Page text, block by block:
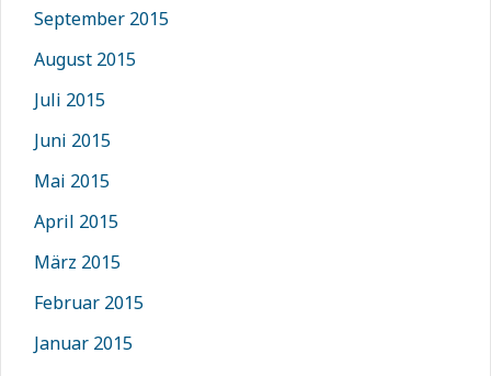
September 2015
August 2015
Juli 2015
Juni 2015
Mai 2015
April 2015
März 2015
Februar 2015
Januar 2015